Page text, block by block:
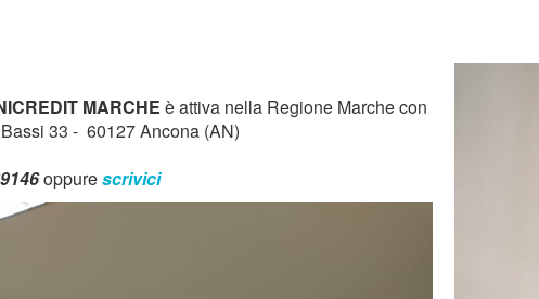
MARCHE è attiva nella Regione Marche con
33 - 60127 Ancona (AN)
oppurescrivici